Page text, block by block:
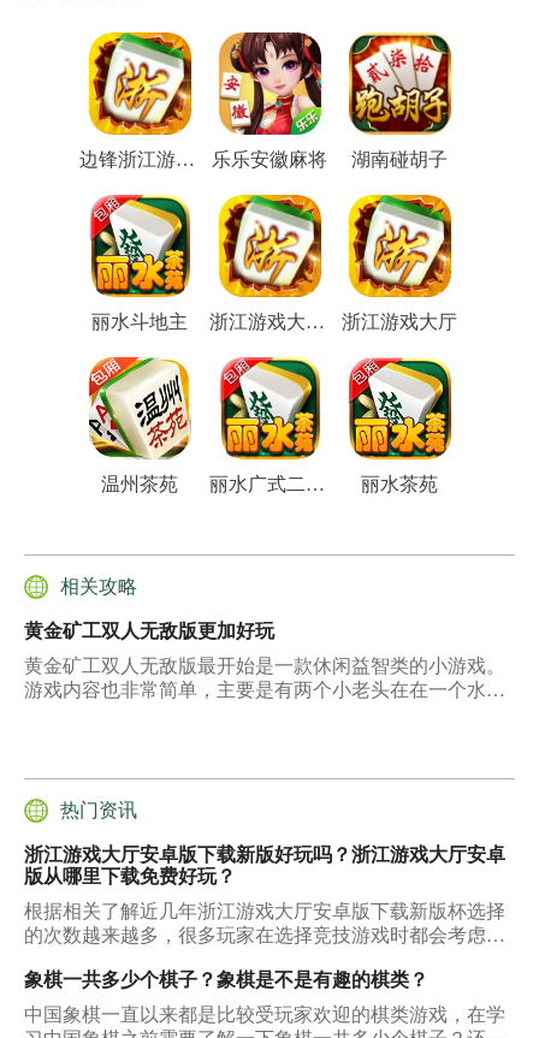
边锋浙江游戏大厅 乐乐安徽麻将 湖南碰胡子
丽水斗地主 浙江游戏大厅2022最新版 浙江游戏大厅
温州茶苑 丽水广式二人麻将 丽水茶苑
相关攻略
黄金矿工双人无敌版更加好玩
黄金矿工双人无敌版最开始是一款休闲益智类的小游戏。
游戏内容也非常简单，主要是有两个小老头在在一个水平
级，但是其中这个游戏的难点就是游戏玩家要对钩子的方
向进行一定的判断，才能保证他尽可能的抓到大黄金。这
玩这款游戏的时候，会感到满满的收获感，令人心生愉
悦。
热门资讯
浙江游戏大厅安卓版下载新版好玩吗？浙江游戏大厅安卓
版从哪里下载免费好玩？
根据相关了解近几年浙江游戏大厅安卓版下载新版杯选择
的次数越来越多，很多玩家在选择竞技游戏时都会考虑
够被玩家多次选择的原因是什么？
象棋一共多少个棋子？象棋是不是有趣的棋类？
中国象棋一直以来都是比较受玩家欢迎的棋类游戏，在学